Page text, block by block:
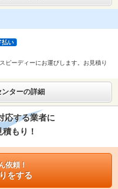
払い
ピーディーにお運びします。お見積り
ターの詳細
応する業者に
もり！
依頼！
をする